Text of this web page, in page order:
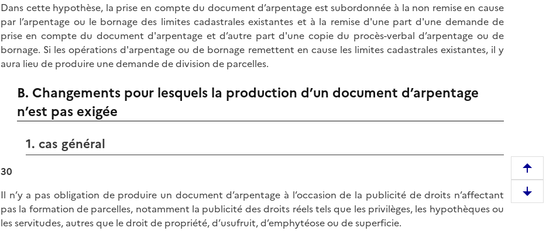
Dans cette hypothèse, la prise en compte du document d’arpentage est subordonnée à la non remise en cause
par l’arpentage ou le bornage des limites cadastrales existantes et à la remise d'une part d'une demande de
prise en compte du document d'arpentage et d’autre part d'une copie du procès-verbal d’arpentage ou de
bornage. Si les opérations d'arpentage ou de bornage remettent en cause les limites cadastrales existantes, il y
aura lieu de produire une demande de division de parcelles.
B. Changements pour lesquels la production d’un document d’arpentage
n’est pas exigée
1. cas général
30
Il n’y a pas obligation de produire un document d’arpentage à l’occasion de la publicité de droits n’affectant
pas la formation de parcelles, notamment la publicité des droits réels tels que les privilèges, les hypothèques ou
les servitudes, autres que le droit de propriété, d’usufruit, d’emphytéose ou de superficie.
e
m
D